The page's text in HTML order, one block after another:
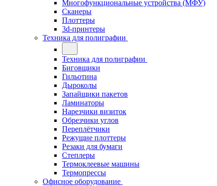
Многофункциональные устройства (МФУ)
Сканеры
Плоттеры
3d-принтеры
Техника для полиграфии
Техника для полиграфии
Биговщики
Гильотина
Дыроколы
Запайщики пакетов
Ламинаторы
Нарезчики визиток
Обрезчики углов
Переплётчики
Режущие плоттеры
Резаки для бумаги
Степлеры
Термоклеевые машины
Термопрессы
Офисное оборудование